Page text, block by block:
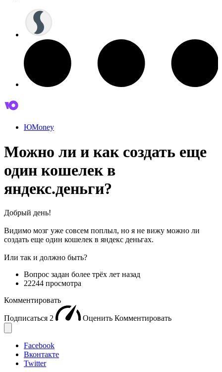
ЮMoney
Можно ли и как создать еще
один кошелек в
яндекс.деньги?
Добрый день!
Видимо мозг уже совсем поплыл, но я не вижу можно ли
создать еще один кошелек в яндекс деньгах.
Или так и должно быть?
Вопрос задан более трёх лет назад
22244 просмотра
Комментировать
Подписаться 2 Оценить Комментировать
Facebook
Вконтакте
Twitter